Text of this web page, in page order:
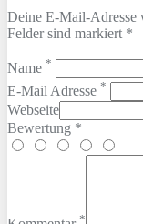
Deine E-Mail-
Felder sind markiert *
Name *
E-Mail Adresse *
Webseite
Bewertung *
*